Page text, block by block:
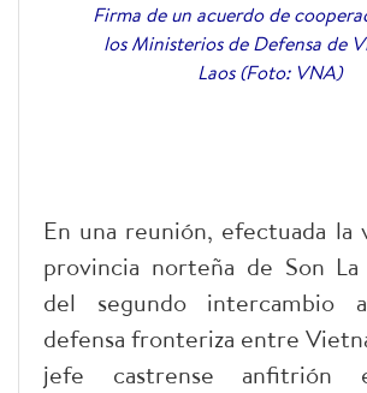
Firma de un acuerdo de
los Ministerios de Defensa de
Laos (Foto: VNA)
En una reunión, efectuada la
provincia norteña de Son
del segundo intercambio
defensa fronteriza entre
jefe castrense anfitrión